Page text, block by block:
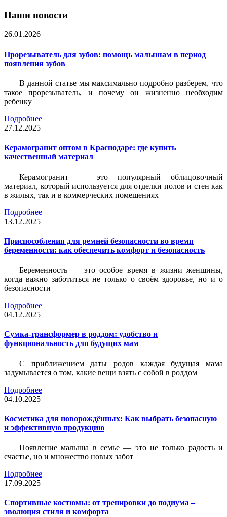
Наши новости
26.01.2026
Прорезыватель для зубов: помощь малышам в период
появления зубов
В данной статье мы максимально подробно разберем, что
такое прорезыватель, и почему он жизненно необходим
ребенку
Подробнее
27.12.2025
Керамогранит оптом в Краснодаре: где купить
качественный материал
Керамогранит — это популярный облицовочный
материал, который используется для отделки полов и стен как
в жилых, так и в коммерческих помещениях
Подробнее
13.12.2025
Приспособления для ремней безопасности во время
беременности: как обеспечить комфорт и безопасность
Беременность — это особое время в жизни женщины,
когда важно заботиться не только о своём здоровье, но и о
безопасности
Подробнее
04.12.2025
Сумка-трансформер в роддом: удобство и
функциональность для будущих мам
С приближением даты родов каждая будущая мама
задумывается о том, какие вещи взять с собой в роддом
Подробнее
04.10.2025
Косметика для новорождённых: Как выбрать безопасную
и эффективную продукцию
Появление малыша в семье — это не только радость и
счастье, но и множество новых забот
Подробнее
17.09.2025
Спортивные костюмы: от тренировки до подиума –
эволюция стиля и комфорта